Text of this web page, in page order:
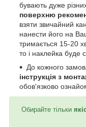
бувають дуже
поверхню
взяти звичайний
нанести його на
тримається 15-20
то і наклейка буде
До кожного
інструкція з
обов'язково
Обирайте тільки